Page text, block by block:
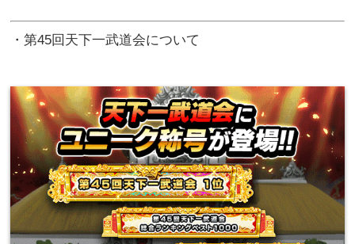
・第45回天下一武道会について